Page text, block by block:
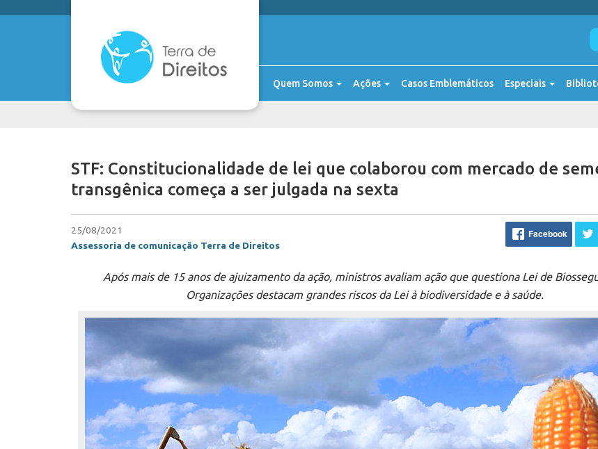
Quem Somos Ações Casos Emblemáticos Especiais
STF: Constitucionalidade de lei que colaborou com mercado de
transgênica começa a ser julgada na sexta
25/08/2021
Assessoria de comunicação Terra de Direitos
Facebook
Após mais de 15 anos de ajuizamento da ação, ministros avaliam ação que questiona Lei de
Organizações destacam grandes riscos da Lei à biodiversidade e à saúde.